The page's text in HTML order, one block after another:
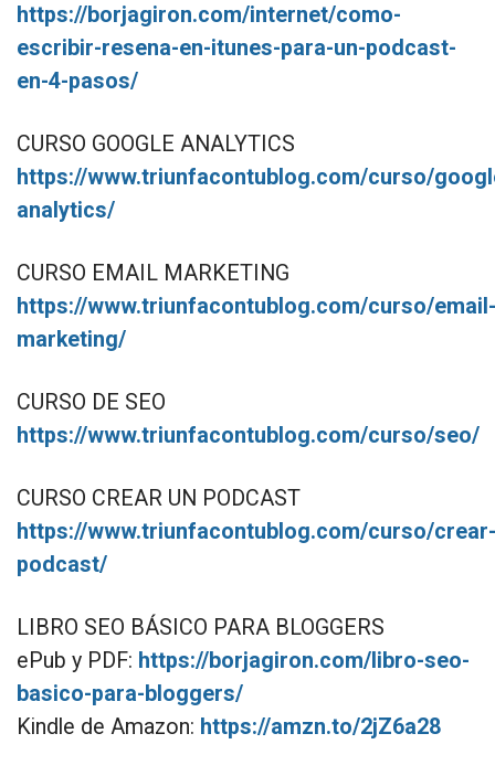
https://borjagiron.com/internet/como-
escribir-resena-en-itunes-para-un-podcast-
en-4-pasos/
CURSO GOOGLE ANALYTICS
https://www.triunfacontublog.com/curso/
analytics/
CURSO EMAIL MARKETING
https://www.triunfacontublog.com/curso/email-
marketing/
CURSO DE SEO
https://www.triunfacontublog.com/curso/seo/
CURSO CREAR UN PODCAST
https://www.triunfacontublog.com/curso/crear-
podcast/
LIBRO SEO BÁSICO PARA BLOGGERS
ePub y PDF: https://borjagiron.com/libro-seo-
basico-para-bloggers/
Kindle de Amazon: https://amzn.to/2jZ6a28